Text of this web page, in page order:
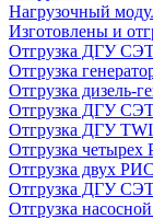
Нагрузочный
Изготовлены и
Отгрузка ДГУ
Отгрузка
Отгрузка дизель-
Отгрузка ДГУ
Отгрузка ДГУ
Отгрузка
Отгрузка двух
Отгрузка ДГУ СЭТ
Отгрузка